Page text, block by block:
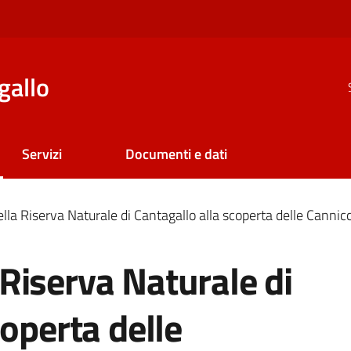
Servizi Documenti e dati
Riserva Naturale di Cantagallo alla scoperta delle
Naturale di
delle